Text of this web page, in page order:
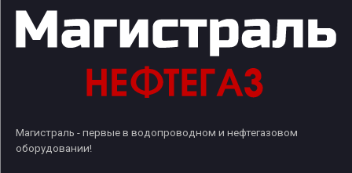
Магистраль - первые в водопроводном и нефтегазовом
оборудовании!